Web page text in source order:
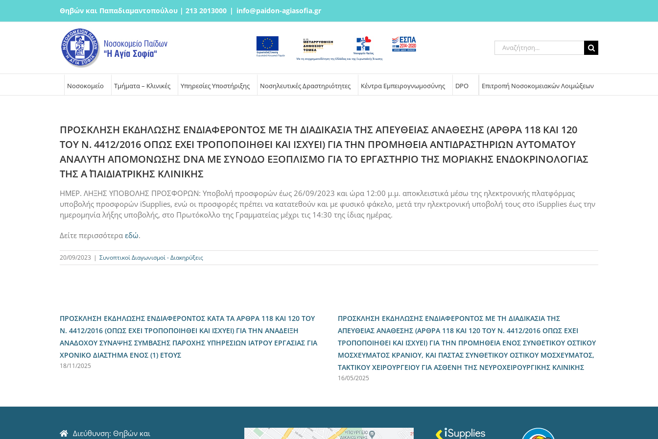
Θηβών και Παπαδιαμαντοπούλου | 213 2013000 | info@paidon-agiasofia.gr
Αναζήτηση
για:
Νοσοκομείο Τμήματα – Κλινικές Υπηρεσίες Υποστήριξης Νοσηλευτικές Δραστηριότητες Κέντρα Εμπειρογνωμοσύνης DPO Επιτροπή Νοσοκομειακών Λοιμώξεων
ΠΡΟΣΚΛΗΣΗ ΕΚΔΗΛΩΣΗΣ ΕΝΔΙΑΦΕΡΟΝΤΟΣ ΜΕ ΤΗ ΔΙΑΔΙΚΑΣΙΑ ΤΗΣ ΑΠΕΥΘΕΙΑΣ ΑΝΑΘΕΣΗΣ (ΑΡΘΡΑ 118 ΚΑΙ 120
ΤΟΥ Ν. 4412/2016 ΟΠΩΣ ΕΧΕΙ ΤΡΟΠΟΠΟΙΗΘΕΙ ΚΑΙ ΙΣΧΥΕΙ) ΓΙΑ ΤΗΝ ΠΡΟΜΗΘΕΙΑ ΑΝΤΙΔΡΑΣΤΗΡΙΩΝ ΑΥΤΟΜΑΤΟΥ
ΑΝΑΛΥΤΗ ΑΠΟΜΟΝΩΣΗΣ DNA ΜΕ ΣΥΝΟΔΟ ΕΞΟΠΛΙΣΜΟ ΓΙΑ ΤΟ ΕΡΓΑΣΤΗΡΙΟ ΤΗΣ ΜΟΡΙΑΚΗΣ ΕΝΔΟΚΡΙΝΟΛΟΓΙΑΣ
ΤΗΣ Α΄ ΠΑΙΔΙΑΤΡΙΚΗΣ ΚΛΙΝΙΚΗΣ
ΗΜΕΡ. ΛΗΞΗΣ ΥΠΟΒΟΛΗΣ ΠΡΟΣΦΟΡΩΝ: Υποβολή προσφορών έως 26/09/2023 και ώρα 12:00 μ.μ. αποκλειστικά μέσω της ηλεκτρονικής πλατφόρμας
υποβολής προσφορών iSupplies, ενώ οι προσφορές πρέπει να κατατεθούν και με φυσικό φάκελο, μετά την ηλεκτρονική υποβολή τους στο iSupplies έως την
ημερομηνία λήξης υποβολής, στο Πρωτόκολλο της Γραμματείας μέχρι τις 14:30 της ίδιας ημέρας.
Δείτε περισσότερα εδώ.
20/09/2023 | Συνοπτικοί Διαγωνισμοί - Διακηρύξεις
ΠΡΟΣΚΛΗΣΗ ΕΚΔΗΛΩΣΗΣ ΕΝΔΙΑΦΕΡΟΝΤΟΣ ΚΑΤΑ ΤΑ ΑΡΘΡΑ 118 ΚΑΙ 120 ΤΟΥ
Ν. 4412/2016 (ΟΠΩΣ ΕΧΕΙ ΤΡΟΠΟΠΟΙΗΘΕΙ ΚΑΙ ΙΣΧΥΕΙ) ΓΙΑ ΤΗΝ ΑΝΑΔΕΙΞΗ
ΑΝΑΔΟΧΟΥ ΣΥΝΑΨΗΣ ΣΥΜΒΑΣΗΣ ΠΑΡΟΧΗΣ ΥΠΗΡΕΣΙΩΝ ΙΑΤΡΟΥ ΕΡΓΑΣΙΑΣ ΓΙΑ
ΧΡΟΝΙΚΟ ΔΙΑΣΤΗΜΑ ΕΝΟΣ (1) ΕΤΟΥΣ
18/11/2025
ΠΡΟΣΚΛΗΣΗ ΕΚΔΗΛΩΣΗΣ ΕΝΔΙΑΦΕΡΟΝΤΟΣ ΜΕ ΤΗ ΔΙΑΔΙΚΑΣΙΑ ΤΗΣ
ΑΠΕΥΘΕΙΑΣ ΑΝΑΘΕΣΗΣ (ΑΡΘΡΑ 118 ΚΑΙ 120 ΤΟΥ Ν. 4412/2016 ΟΠΩΣ ΕΧΕΙ
ΤΡΟΠΟΠΟΙΗΘΕΙ ΚΑΙ ΙΣΧΥΕΙ) ΓΙΑ ΤΗΝ ΠΡΟΜΗΘΕΙΑ ΕΝΟΣ ΣΥΝΘΕΤΙΚΟΥ ΟΣΤΙΚΟΥ
ΜΟΣΧΕΥΜΑΤΟΣ ΚΡΑΝΙΟΥ, ΚΑΙ ΠΑΣΤΑΣ ΣΥΝΘΕΤΙΚΟΥ ΟΣΤΙΚΟΥ ΜΟΣΧΕΥΜΑΤΟΣ,
ΤΑΚΤΙΚΟΥ ΧΕΙΡΟΥΡΓΕΙΟΥ ΓΙΑ ΑΣΘΕΝΗ ΤΗΣ ΝΕΥΡΟΧΕΙΡΟΥΡΓΙΚΗΣ ΚΛΙΝΙΚΗΣ
16/05/2025
Διεύθυνση: Θηβών και